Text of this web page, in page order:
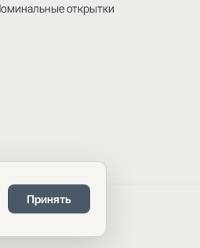
открытки
Принять